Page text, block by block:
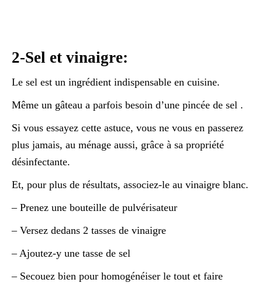
2-Sel et vinaigre:
Le sel est un ingrédient indispensable en cuisine.
Même un gâteau a parfois besoin d’une pincée de sel .
Si vous essayez cette astuce, vous ne vous en passerez
plus jamais, au ménage aussi, grâce à sa propriété
désinfectante.
Et, pour plus de résultats, associez-le au vinaigre blanc.
– Prenez une bouteille de pulvérisateur
– Versez dedans 2 tasses de vinaigre
– Ajoutez-y une tasse de sel
– Secouez bien pour homogénéiser le tout et faire